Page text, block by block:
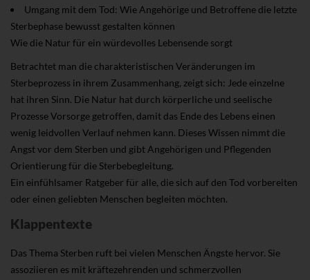
Umgang mit dem Tod: Wie Angehörige und Betroffene die letzte
Sterbephase bewusst gestalten können
Wie die Natur für ein würdevolles Lebensende sorgt
Betrachtet man die charakteristischen Veränderungen im
Sterbeprozess in ihrem Zusammenhang, zeigt sich: Jede einzelne
hat ihren Sinn. Die Natur hat durch körperliche und seelische
Prozesse Vorsorge getroffen, damit das Ende des Lebens einen
wenig leidvollen Verlauf nehmen kann. Dieses Wissen nimmt die
Angst vor dem Sterben und gibt Angehörigen und Pflegenden
Orientierung für die Sterbebegleitung.
Ein einfühlsamer Ratgeber für alle, die sich auf den Tod vorbereiten
oder einen geliebten Menschen begleiten möchten.
Klappentexte
Das Thema Sterben ruft bei vielen Menschen Ängste hervor. Sie
assoziieren es mit kräftezehrenden und schmerzvollen